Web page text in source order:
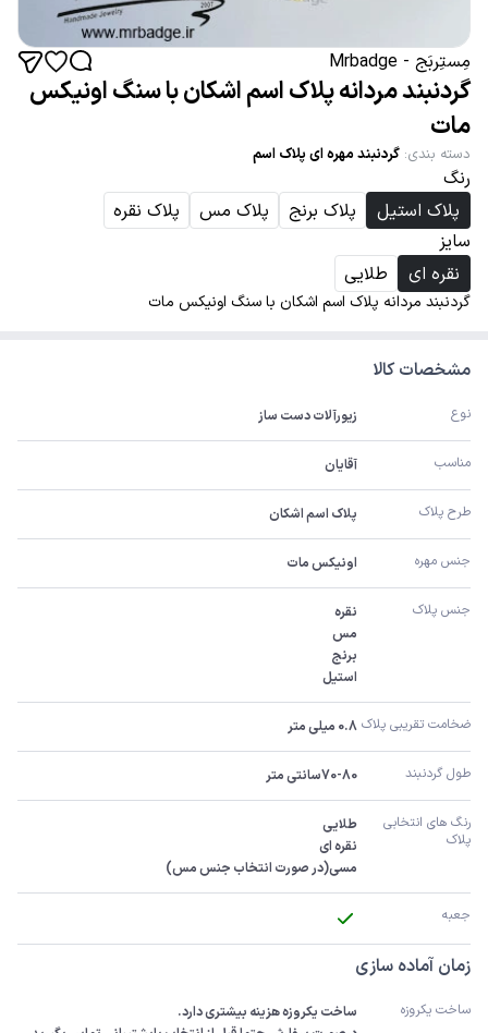
مِستِربَج - Mrbadge
گردنبند مردانه پلاک اسم اشکان با سنگ اونیکس
مات
دسته بندی: گردنبند مهره ای پلاک اسم
رنگ
پلاک استیل
پلاک برنج پلاک مس
پلاک نقره
سایز
نقره ای
طلایی
گردنبند مردانه پلاک اسم اشکان با سنگ اونیکس مات
مشخصات کالا
نوع زیورآلات دست ساز
مناسب آقایان
طرح پلاک پلاک اسم اشکان
جنس مهره اونیکس مات
جنس پلاک
استیل
ضخامت تقریبی پلاک 0.8 میلی متر
طول گردنبند 70-80سانتی متر
پلاک
مسی(در صورت انتخاب جنس مس)
جعبه
زمان آماده سازی
ساخت یکروزه